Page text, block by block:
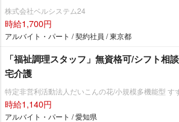
株式会社ベルシステム24
時給1,700円
アルバイト・パート / 契約社員 / 東京都
「福祉調理スタッフ」無資格可/シフト相
宅介護
特定非営利活動法人だいこんの花/小規模多機能型 す
時給1,140円
アルバイト・パート / 愛知県